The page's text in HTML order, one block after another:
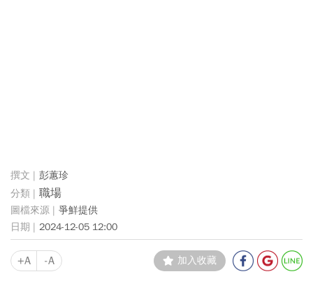
彭蕙珍
職場
爭鮮提供
2024-12-05 12:00
+A -A 加入收藏